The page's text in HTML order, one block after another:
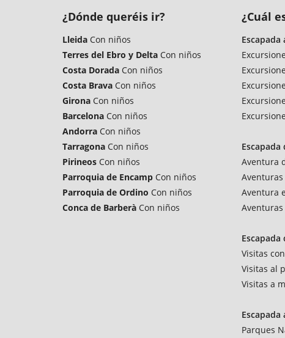
¿Dónde queréis ir?
Lleida Con niños
Terres del Ebro y Delta Con niños
Costa Dorada Con niños
Costa Brava Con niños
Girona Con niños
Barcelona Con niños
Andorra Con niños
Tarragona Con niños
Pirineos Con niños
Parroquia de Encamp Con niños
Parroquia de Ordino Con niños
Conca de Barberà Con niños
¿Cuál
Aventura
Aventura
Visitas
Visitas al
Visitas a
Escapada
Parques